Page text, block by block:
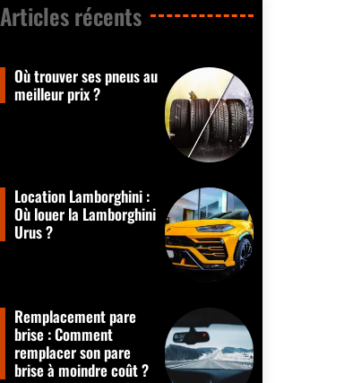
Articles récents​
Où trouver ses pneus au
meilleur prix ?
Location Lamborghini :
Où louer la Lamborghini
Urus ?
Remplacement pare
brise : Comment
remplacer son pare
brise à moindre coût ?